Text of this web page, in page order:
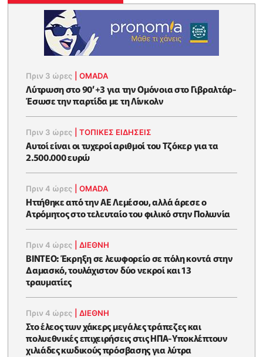
Πριν 3 ώρες |OMADA
Λύτρωση στο 90’+3 για την Ομόνοια στο Γιβραλτάρ-
Έσωσε την παρτίδα με τη Λίνκολν
Πριν 3 ώρες |ΤΟΠΙΚΕΣ ΕΙΔΗΣΕΙΣ
Αυτοί είναι οι τυχεροί αριθμοί του Τζόκερ για τα
2.500.000 ευρώ
Πριν 4 ώρες |OMADA
Ηττήθηκε από την ΑΕ Λεμέσου, αλλά άρεσε ο
Ατρόμητος στο τελευταίο του φιλικό στην Πολωνία
Πριν 4 ώρες |ΔΙΕΘΝΗ
ΒΙΝΤΕΟ: Έκρηξη σε λεωφορείο σε πόλη κοντά στην
Δαμασκό, τουλάχιστον δύο νεκροί και 13
τραυματίες
Πριν 4 ώρες |ΔΙΕΘΝΗ
Στο έλεος των χάκερς μεγάλες τράπεζες και
πολυεθνικές επιχειρήσεις στις ΗΠΑ-Υποκλέπτουν
χιλιάδες κωδικούς πρόσβασης για λύτρα